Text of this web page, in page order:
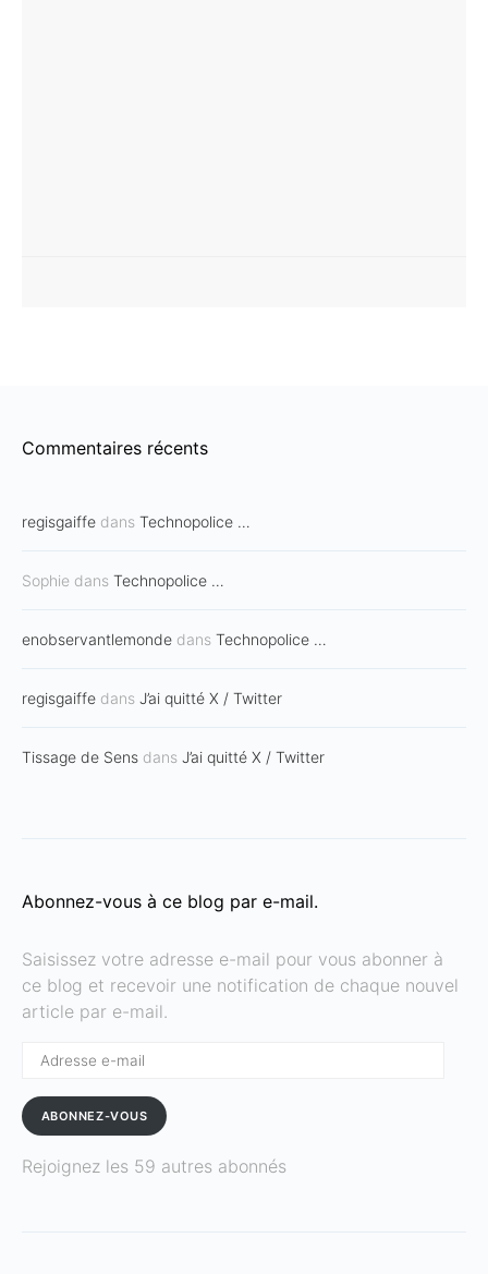
Commentaires récents
regisgaiffe dans Technopolice …
Sophie dans Technopolice …
enobservantlemonde dans Technopolice …
regisgaiffe dans J’ai quitté X / Twitter
Tissage de Sens dans J’ai quitté X / Twitter
Abonnez-vous à ce blog par e-mail.
Saisissez votre adresse e-mail pour vous abonner à
ce blog et recevoir une notification de chaque nouvel
article par e-mail.
ABONNEZ-VOUS
Rejoignez les 59 autres abonnés